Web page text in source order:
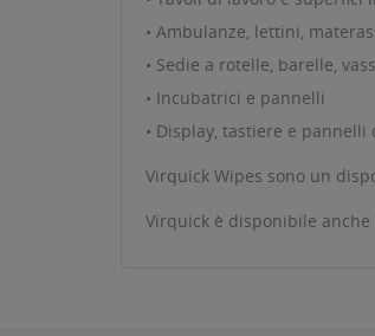
• Ambulanze, lettini,
• Sedie a rotelle, barelle,
• Incubatrici e pannelli
• Display, tastiere e
Virquick Wipes sono un
Virquick è disponibile